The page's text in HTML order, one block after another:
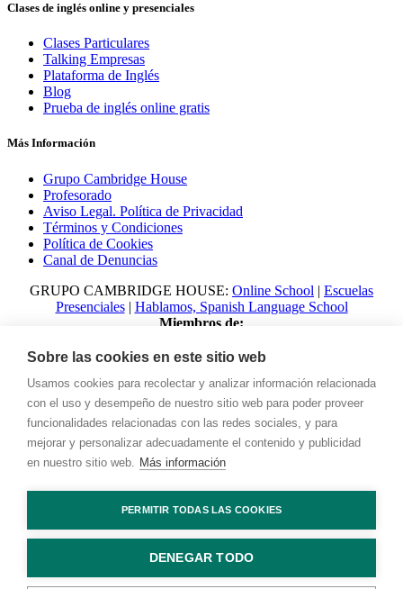
Clases de inglés online y presenciales
Clases Particulares
Talking Empresas
Plataforma de Inglés
Blog
Prueba de inglés online gratis
Más Información
Grupo Cambridge House
Profesorado
Aviso Legal. Política de Privacidad
Términos y Condiciones
Política de Cookies
Canal de Denuncias
GRUPO CAMBRIDGE HOUSE: Online School | Escuelas
Presenciales| Hablamos, Spanish Language School
Miembros de:
© 2023 Talking with Cambridge. All rights reserved Digital
Marketing byAdlibweb
Sobre las cookies en este sitio web
Usamos cookies para recolectar y analizar información relacionada
con el uso y desempeño de nuestro sitio web para poder proveer
funcionalidades relacionadas con las redes sociales, y para
mejorar y personalizar adecuadamente el contenido y publicidad
en nuestro sitio web. Más información
PERMITIR TODAS LAS COOKIES
DENEGAR TODO